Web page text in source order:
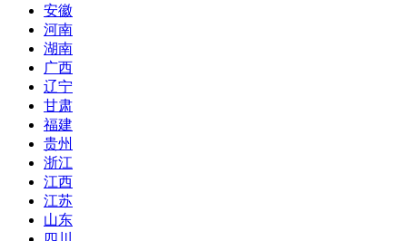
安徽
河南
湖南
广西
辽宁
甘肃
福建
贵州
浙江
江西
江苏
山东